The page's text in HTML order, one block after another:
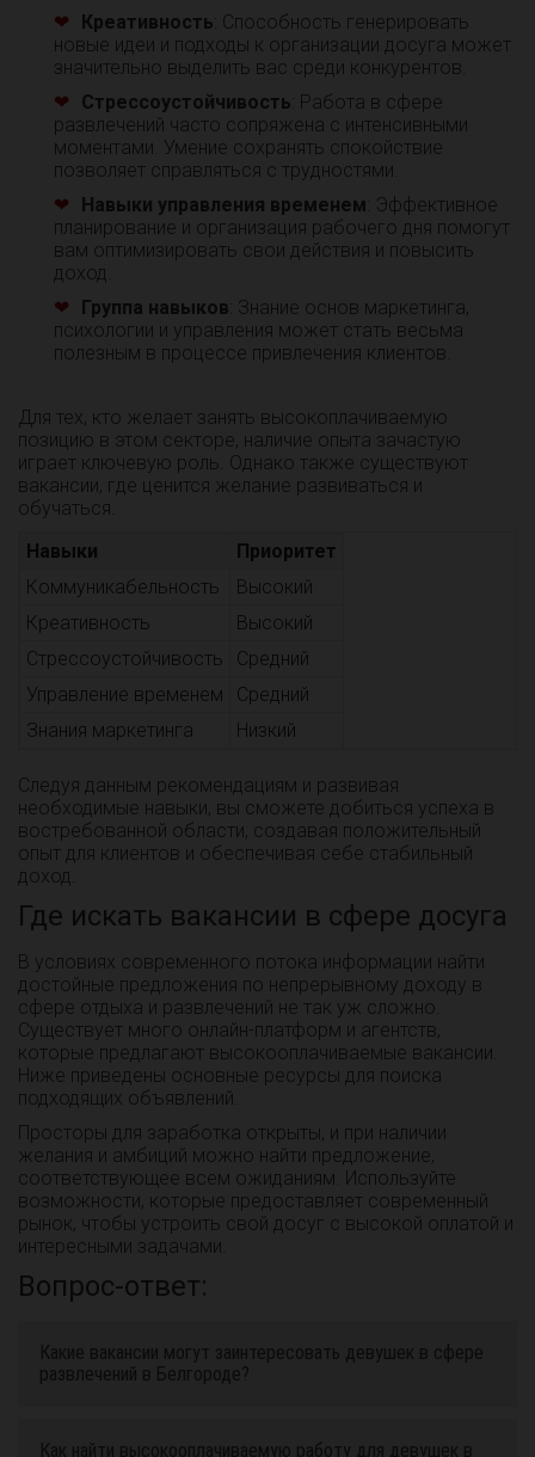
Креативность : Способность генерировать
новые идеи и подходы к организации досуга может
значительно выделить вас среди конкурентов.
Стрессоустойчивость : Работа в сфере
развлечений часто сопряжена с интенсивными
моментами. Умение сохранять спокойствие
позволяет справляться с трудностями.
Навыки управления временем : Эффективное
планирование и организация рабочего дня помогут
вам оптимизировать свои действия и повысить
доход.
Группа навыков : Знание основ маркетинга,
психологии и управления может стать весьма
полезным в процессе привлечения клиентов.
Для тех, кто желает занять высокоплачиваемую
позицию в этом секторе, наличие опыта зачастую
играет ключевую роль. Однако также существуют
вакансии, где ценится желание развиваться и
обучаться.
Навыки
Приоритет
Коммуникабельность
Высокий
Креативность
Высокий
Стрессоустойчивость
Средний
Управление временем
Средний
Знания маркетинга
Низкий
Следуя данным рекомендациям и развивая
необходимые навыки, вы сможете добиться успеха в
востребованной области, создавая положительный
опыт для клиентов и обеспечивая себе стабильный
доход.
Где искать вакансии в сфере досуга
В условиях современного потока информации найти
достойные предложения по непрерывному доходу в
сфере отдыха и развлечений не так уж сложно.
Существует много онлайн-платформ и агентств,
которые предлагают высокооплачиваемые вакансии.
Ниже приведены основные ресурсы для поиска
подходящих объявлений.
Просторы для заработка открыты, и при наличии
желания и амбиций можно найти предложение,
соответствующее всем ожиданиям. Используйте
возможности, которые предоставляет современный
рынок, чтобы устроить свой досуг с высокой оплатой и
интересными задачами.
Вопрос-ответ:
Какие вакансии могут заинтересовать девушек в сфере
развлечений в Белгороде?
Как найти высокооплачиваемую работу для девушек в